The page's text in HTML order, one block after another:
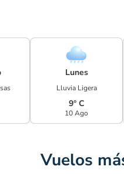
Lunes
Lluvia Ligera
9° C
10 Ago
Vuelos